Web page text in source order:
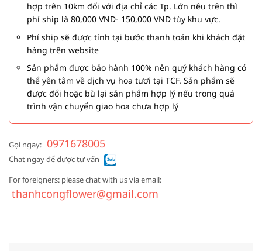
hợp trên 10km đối với địa chỉ các Tp. Lớn nêu trên thì
phí ship là 80,000 VND- 150,000 VND tùy khu vực.
Phí ship sẽ được tính tại bước thanh toán khi khách đặt
hàng trên website
Sản phẩm được bảo hành 100% nên quý khách hàng có
thể yên tâm về dịch vụ hoa tươi tại TCF. Sản phẩm sẽ
được đổi hoặc bù lại sản phẩm hợp lý nếu trong quá
trình vận chuyển giao hoa chưa hợp lý
Gọi ngay: 0971678005
Chat ngay để được tư vấn
For foreigners: please chat with us via email:
thanhcongflower@gmail.com